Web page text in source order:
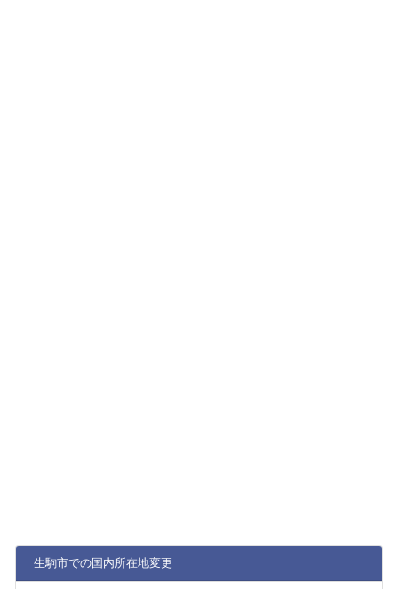
生駒市での国内所在地変更